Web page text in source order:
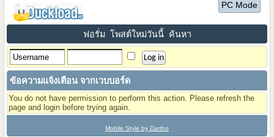
PC Mode
ฟอรั่ม โพสต์ใหม่วันนี้ ค้นหา
ข้อความแจ้งเตือน จากเวบบอร์ด
You do not have permission to perform this action. Please refresh the
page and login before trying again.
Mobile Style by Dartho